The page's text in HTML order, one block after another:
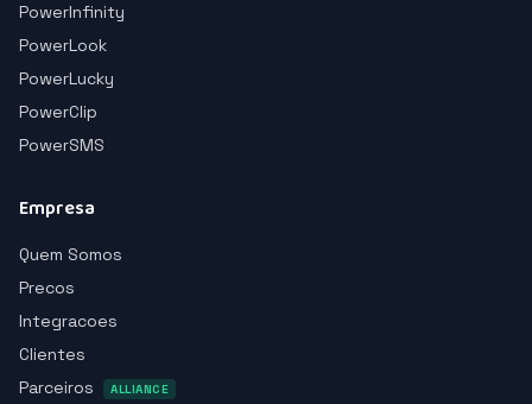
PowerInfinity
PowerLook
PowerLucky
PowerClip
PowerSMS
Empresa
Quem Somos
Precos
Integracoes
Clientes
Parceiros
ALLIANCE